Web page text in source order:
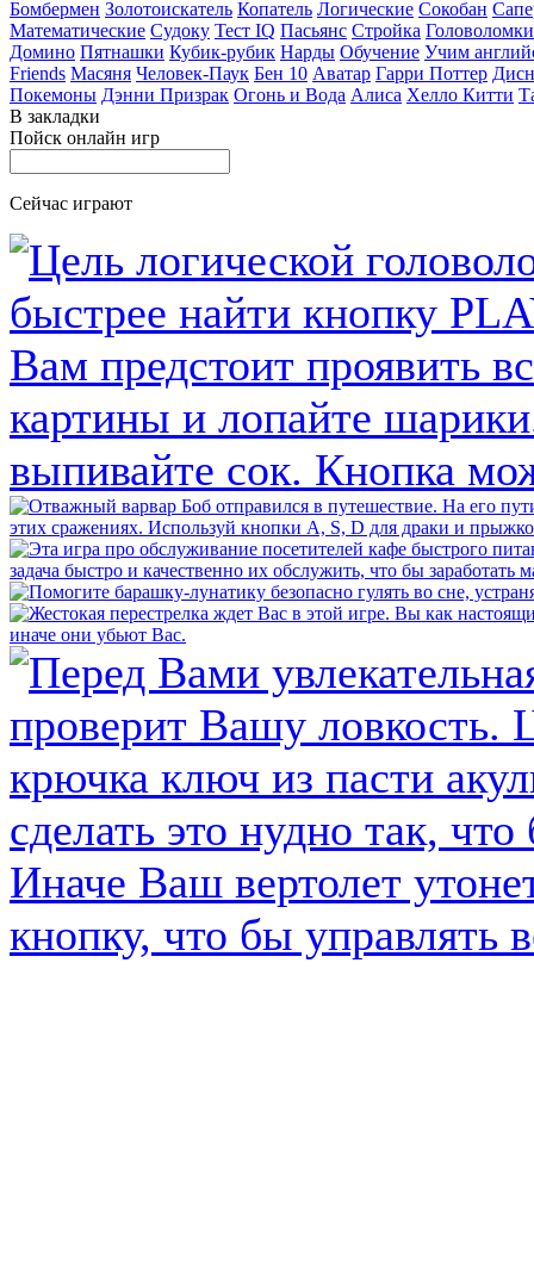
Бомбермен Золотоискатель Копатель Логические Сокобан
Математические Судоку Тест IQ Пасьянс Стройка Головоломки
Домино Пятнашки Кубик-рубик Нарды Обучение Учим
Friends Масяня Человек-Паук Бен 10 Аватар Гарри Поттер
Покемоны Дэнни Призрак Огонь и Вода Алиса Хелло Китти
В закладки
Пойск онлайн игр
Сейчас играют